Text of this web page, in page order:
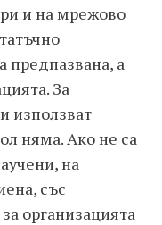
и на мрежово
предпазвана, а
За
използват
няма. Ако не са
на
със
организацията